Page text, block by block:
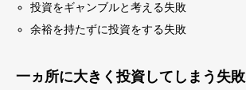
投資をギャンブルと考える失敗
余裕を持たずに投資をする失敗
一ヵ所に大きく投資してしまう失敗